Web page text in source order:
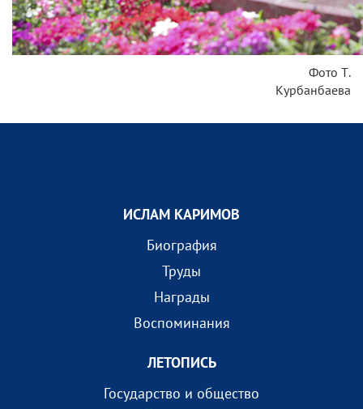
Фото Т.
Курбанбаева
ИСЛАМ КАРИМОВ
Биография
Труды
Награды
Воспоминания
ЛЕТОПИСЬ
Государство и общество